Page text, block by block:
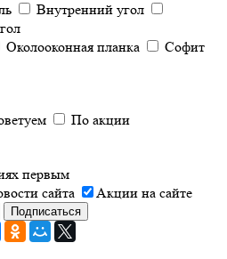
Внутренний угол
Околооконная планка
Софит
По акции
первым
сайта Акции на сайте